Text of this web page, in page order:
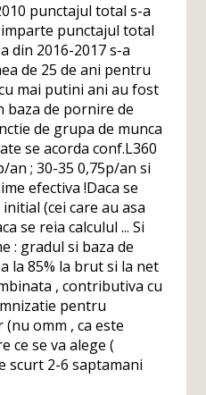
punctajul total s-a
punctajul total
din 2016-2017 s-a
de 25 de ani pentru
mai putini ani au fost
baza de pornire de
de grupa de munca
se acorda conf.L360
an ; 30-35 0,75p/an si
efectiva !Daca se
(cei care au asa
se reia calculul ... Si
: gradul si baza de
la 85% la brut si la net
, contributiva cu
pentru
omm , ca este
ce se va alege (
scurt 2-6 saptamani